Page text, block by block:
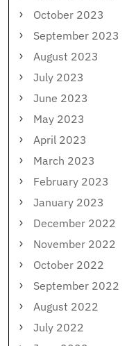
October 2023
September 2023
August 2023
July 2023
June 2023
May 2023
April 2023
March 2023
February 2023
January 2023
December 2022
November 2022
October 2022
September 2022
August 2022
July 2022